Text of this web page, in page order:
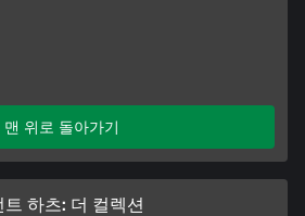
맨 위로 돌아가기
트 하츠: 더 컬렉션